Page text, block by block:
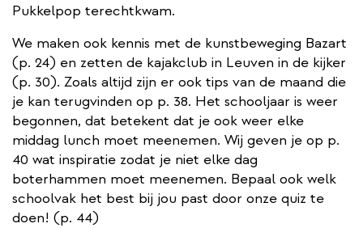
Pukkelpop terechtkwam.
We maken ook kennis met de kunstbeweging Bazart
(p. 24) en zetten de kajakclub in Leuven in de kijker
(p. 30). Zoals altijd zijn er ook tips van de maand die
je kan terugvinden op p. 38. Het schooljaar is weer
begonnen, dat betekent dat je ook weer elke
middag lunch moet meenemen. Wij geven je op p.
40 wat inspiratie zodat je niet elke dag
boterhammen moet meenemen. Bepaal ook welk
schoolvak het best bij jou past door onze quiz te
doen! (p. 44)